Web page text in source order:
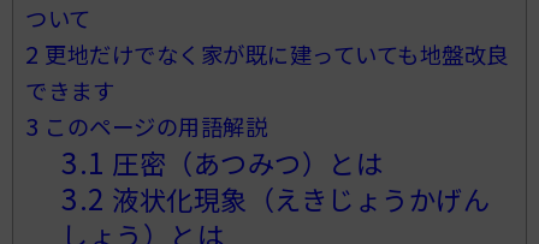
ついて
2 更地だけでなく家が既に建っていても地盤改良
できます
3 このページの用語解説
3.1 圧密（あつみつ）とは
3.2 液状化現象（えきじょうかげん
しょう）とは